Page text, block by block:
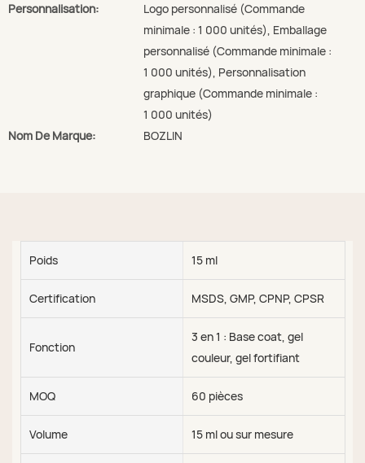
Personnalisation:
Logo personnalisé (Commande
minimale : 1 000 unités), Emballage
personnalisé (Commande minimale :
1 000 unités), Personnalisation
graphique (Commande minimale :
1 000 unités)
Nom De Marque:
BOZLIN
Poids 15 ml
Certification MSDS, GMP, CPNP, CPSR
Fonction
3 en 1 : Base coat, gel
couleur, gel fortifiant
MOQ 60 pièces
Volume 15 ml ou sur mesure